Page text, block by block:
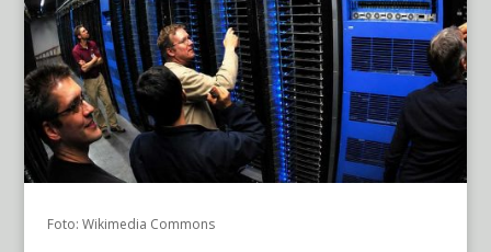
Foto: Wikimedia Commons